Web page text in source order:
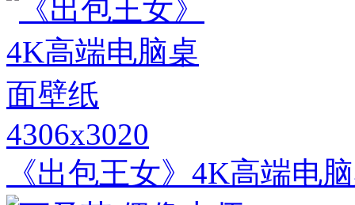
4306x3020
《出包王女》4K高端电